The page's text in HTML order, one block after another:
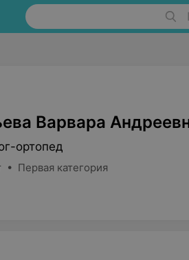
Варвара
ортопед
• Первая категория